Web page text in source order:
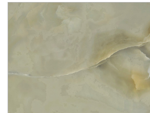
керамогранита.
известный своими
разработками и
области керамической плитки.
это коллекция,
итальянского стиля и
интерьеру изысканность и
плитки - 150х300 см, что
эффектную и красивую